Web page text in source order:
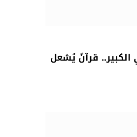
قرآنٌ يُشعل